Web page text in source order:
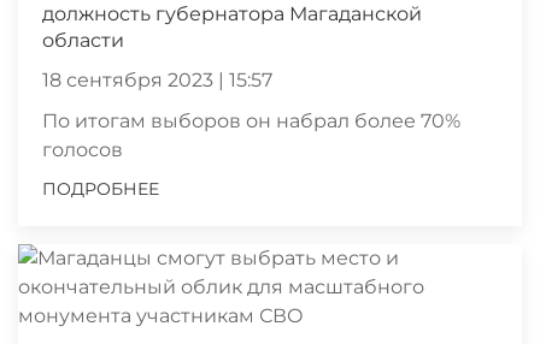
должность губернатора Магаданской
области
18 сентября 2023 | 15:57
По итогам выборов он набрал более 70%
голосов
ПОДРОБНЕЕ